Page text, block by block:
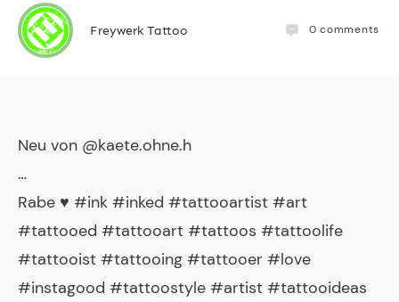
Freywerk Tattoo 0 comments
Neu von @kaete.ohne.h
…
Rabe ♥️ #ink #inked #tattooartist #art
#tattooed #tattooart #tattoos #tattoolife
#tattooist #tattooing #tattooer #love
#instagood #tattoostyle #artist #tattooideas